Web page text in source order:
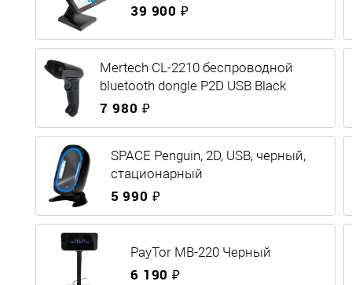
39 900 ₽
Mertech CL-2210 беспроводной
bluetooth dongle P2D USB Black
7 980 ₽
SPACE Penguin, 2D, USB, черный,
стационарный
5 990 ₽
PayTor MB-220 Черный
6 190 ₽